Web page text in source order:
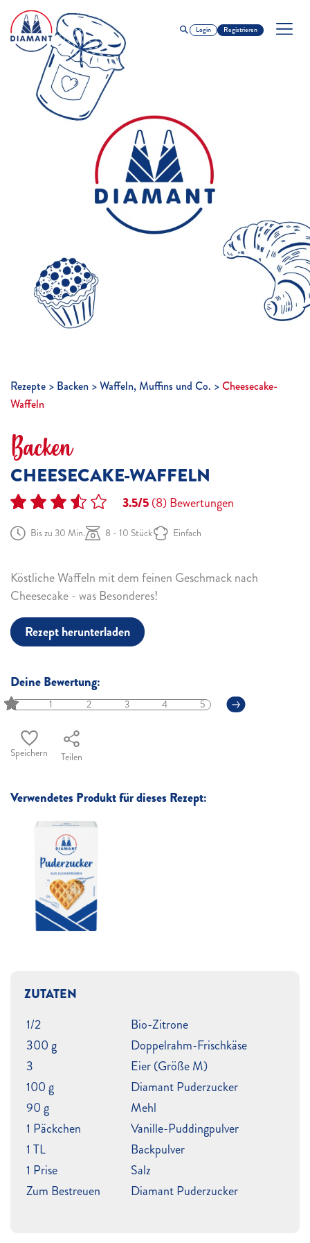
Login Registrieren
Rezepte Backen Waffeln, Muffins und Co.
Cheesecake-
Waffeln
Backen
CHEESECAKE-WAFFELN
3.5/5(8)Bewertungen
Bis zu 30 Min. 8 - 10 Stück Einfach
Köstliche Waffeln mit dem feinen Geschmack nach
Cheesecake - was Besonderes!
Rezept herunterladen
Deine Bewertung:
1 2 3 4 5
Speichern Teilen
Verwendetes Produkt für dieses Rezept:
ZUTATEN
1/2
Bio-Zitrone
300 g
Doppelrahm-Frischkäse
3
Eier (Größe M)
100 g
Diamant Puderzucker
90 g
Mehl
1 Päckchen
Vanille-Puddingpulver
1 TL
Backpulver
1 Prise
Salz
Zum Bestreuen
Diamant Puderzucker